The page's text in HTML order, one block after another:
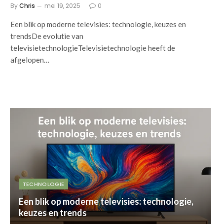
ByChris mei 19, 2025 0
Een blik op moderne televisies: technologie, keuzes en
trendsDe evolutie van
televisietechnologieTelevisietechnologie heeft de
afgelopen…
TECHNOLOGIE
Een blik op moderne televisies: technologie,
keuzes en trends